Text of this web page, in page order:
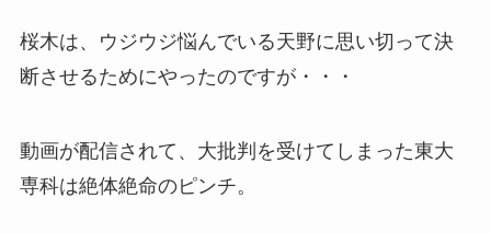
桜木は、ウジウジ悩んでいる天野に思い切って決
断させるためにやったのですが・・・
動画が配信されて、大批判を受けてしまった東大
専科は絶体絶命のピンチ。